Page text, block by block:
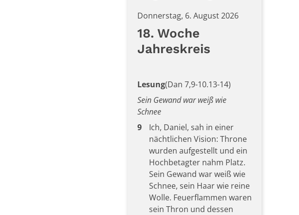
Donnerstag, 6. August 2026
18. Woche
Jahreskreis
Lesung(Dan 7,9-10.13-14)
Sein Gewand war weiß wie
Schnee
9
Ich, Daniel, sah in einer
nächtlichen Vision: Throne
wurden aufgestellt und ein
Hochbetagter nahm Platz.
Sein Gewand war weiß wie
Schnee, sein Haar wie reine
Wolle. Feuerflammen waren
sein Thron und dessen